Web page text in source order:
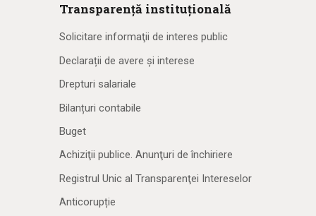
Transparență instituțională
Solicitare informaţii de interes public
Declarații de avere și interese
Drepturi salariale
Bilanțuri contabile
Buget
Achiziţii publice. Anunţuri de închiriere
Registrul Unic al Transparenţei Intereselor
Anticorupție